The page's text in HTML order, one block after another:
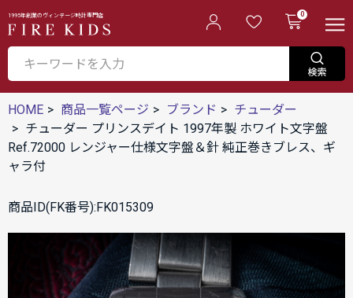
1995年創業のヴィンテージ時計専門店 0
HOME 商品一覧ページ ブランド
チューダー
チューダー プリンスデイト 1997年製 ホワイト文字盤
Ref.72000 レンジャー仕様文字盤＆針 純正巻きブレス、ギ
ャラ付
商品ID(FK番号):FK015309